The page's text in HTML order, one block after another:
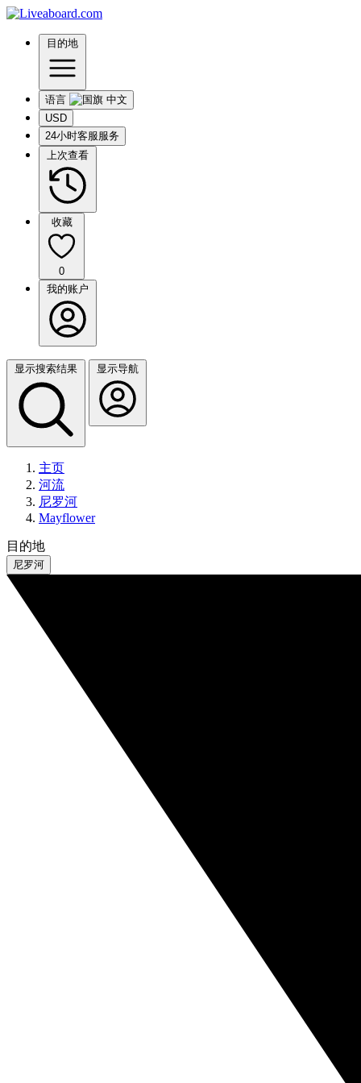
目的地
语言
USD
24小时客服服务
上次查看
收藏
0
我的账户
显示搜索结果 显示导航
主页
河流
尼罗河
Mayflower
目的地
尼罗河